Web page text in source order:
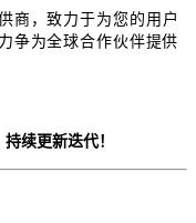
商，致力于为您的用户
争为全球合作伙伴提供
续更新迭代！